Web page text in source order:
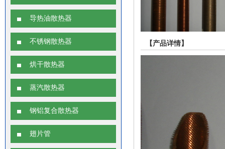
导热油散热器
不锈钢散热器
烘干散热器
蒸汽散热器
钢铝复合散热器
翅片管
【产品详情】